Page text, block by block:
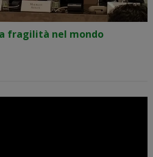
fragilità nel mondo